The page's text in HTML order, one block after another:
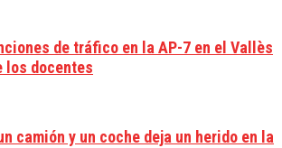
de tráfico en la AP-7 en el Vallès
los docentes
camión y un coche deja un herido en la